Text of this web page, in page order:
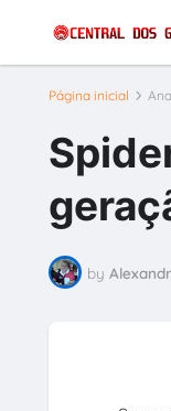
Página inicial
by